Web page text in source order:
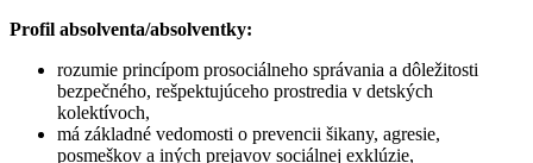
Profil absolventa/absolventky:
rozumie princípom prosociálneho správania a dôležitosti
bezpečného, rešpektujúceho prostredia v detských
kolektívoch,
má základné vedomosti o prevencii šikany, agresie,
posmeškov a iných prejavov sociálnej exklúzie,